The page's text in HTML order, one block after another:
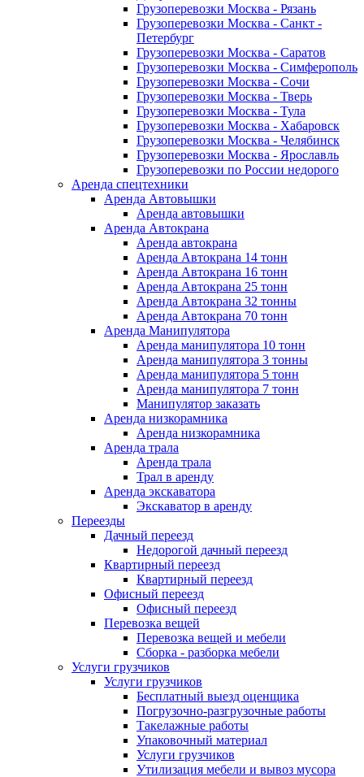
Грузоперевозки Москва - Рязань
Грузоперевозки Москва - Санкт -
Петербург
Грузоперевозки Москва - Саратов
Грузоперевозки Москва - Симферополь
Грузоперевозки Москва - Сочи
Грузоперевозки Москва - Тверь
Грузоперевозки Москва - Тула
Грузоперевозки Москва - Хабаровск
Грузоперевозки Москва - Челябинск
Грузоперевозки Москва - Ярославль
Грузоперевозки по России недорого
Аренда спецтехники
Аренда Автовышки
Аренда автовышки
Аренда Автокрана
Аренда автокрана
Аренда Автокрана 14 тонн
Аренда Автокрана 16 тонн
Аренда Автокрана 25 тонн
Аренда Автокрана 32 тонны
Аренда Автокрана 70 тонн
Аренда Манипулятора
Аренда манипулятора 10 тонн
Аренда манипулятора 3 тонны
Аренда манипулятора 5 тонн
Аренда манипулятора 7 тонн
Манипулятор заказать
Аренда низкорамника
Аренда низкорамника
Аренда трала
Аренда трала
Трал в аренду
Аренда экскаватора
Экскаватор в аренду
Переезды
Дачный переезд
Недорогой дачный переезд
Квартирный переезд
Квартирный переезд
Офисный переезд
Офисный переезд
Перевозка вещей
Перевозка вещей и мебели
Сборка - разборка мебели
Услуги грузчиков
Услуги грузчиков
Бесплатный выезд оценщика
Погрузочно-разгрузочные работы
Такелажные работы
Упаковочный материал
Услуги грузчиков
Утилизация мебели и вывоз мусора